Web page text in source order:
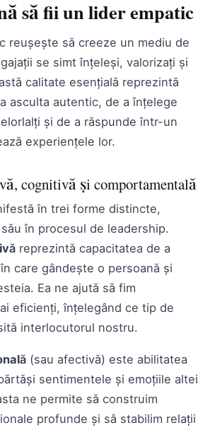
să fii un lider empatic
reușește să creeze un mediu de
se simt înțeleși, valorizați și
calitate esențială reprezintă
asculta autentic, de a înțelege
și de a răspunde într-un
experiențele lor.
cognitivă și comportamentală
în trei forme distincte,
în procesul de leadership.
reprezintă capacitatea de a
care gândește o persoană și
Ea ne ajută să fim
eficienți, înțelegând ce tip de
interlocutorul nostru.
(sau afectivă) este abilitatea
sentimentele și emoțiile altei
ne permite să construim
profunde și să stabilim relații